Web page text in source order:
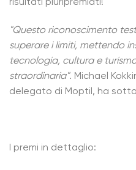
risultati pluripremiati!
"Questo riconoscimento
superare i limiti, mettendo
tecnologia, cultura e
straordinaria". Michael
delegato di Moptil, ha
I premi in dettaglio: